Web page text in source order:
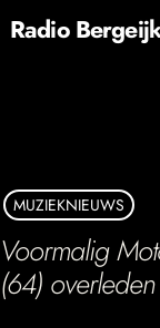
Radio
MUZIEKNIEUWS
Voormalig
(64) overleden